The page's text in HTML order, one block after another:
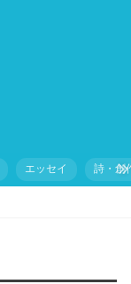
エッセイ 詩・創